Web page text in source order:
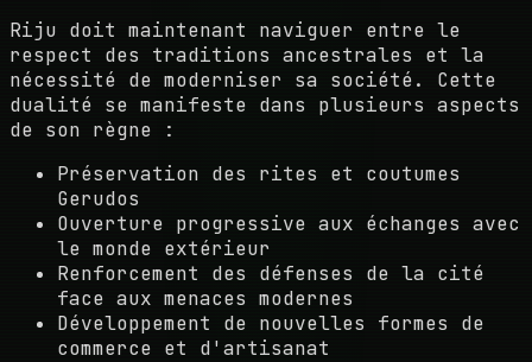
Riju doit maintenant naviguer entre le
respect des traditions ancestrales et la
nécessité de moderniser sa société. Cette
dualité se manifeste dans plusieurs aspects
de son règne :
Préservation des rites et coutumes
Gerudos
Ouverture progressive aux échanges avec
le monde extérieur
Renforcement des défenses de la cité
face aux menaces modernes
Développement de nouvelles formes de
commerce et d'artisanat